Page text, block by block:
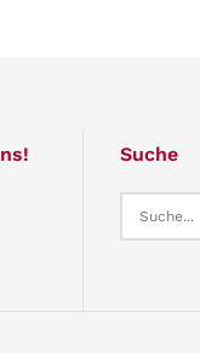
Suche